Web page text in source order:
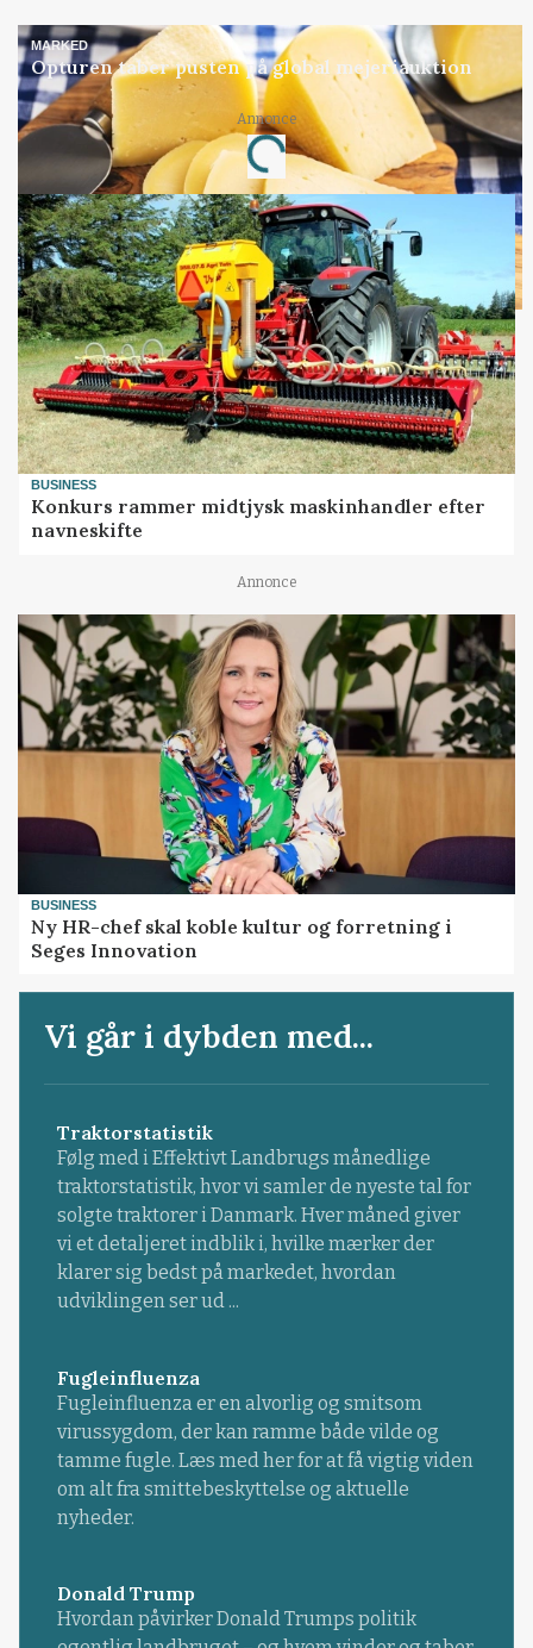
MARKED
Opturen taber pusten på global mejeriauktion
Annonce
Loading...
BUSINESS
Konkurs rammer midtjysk maskinhandler efter
navneskifte
Annonce
BUSINESS
Ny HR-chef skal koble kultur og forretning i
Seges Innovation
Vi går i dybden med...
Traktorstatistik
Følg med i Effektivt Landbrugs månedlige
traktorstatistik, hvor vi samler de nyeste tal for
solgte traktorer i Danmark. Hver måned giver
vi et detaljeret indblik i, hvilke mærker der
klarer sig bedst på markedet, hvordan
udviklingen ser ud ...
Fugleinfluenza
Fugleinfluenza er en alvorlig og smitsom
virussygdom, der kan ramme både vilde og
tamme fugle. Læs med her for at få vigtig viden
om alt fra smittebeskyttelse og aktuelle
nyheder.
Donald Trump
Hvordan påvirker Donald Trumps politik